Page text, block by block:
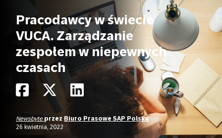
Pracodawcy w świecie
VUCA. Zarządzanie
zespołem w niepewnych
czasach
Newsbyte przez Biuro Prasowe SAP Polska
26 kwietnia, 2022